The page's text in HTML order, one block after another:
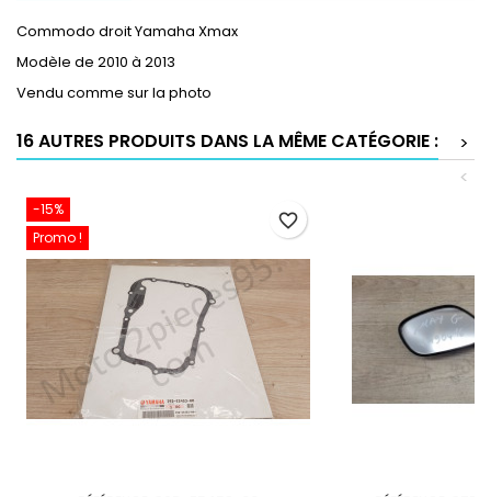
Commodo droit Yamaha Xmax
Modèle de 2010 à 2013
Vendu comme sur la photo
16 AUTRES PRODUITS DANS LA MÊME CATÉGORIE :
>
<
-15%
Promo !
favorite_border